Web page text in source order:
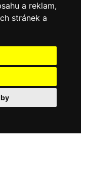
a reklam,
stránek a